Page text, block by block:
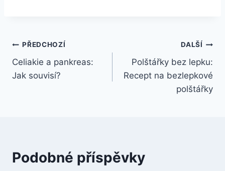
Navigace
pro
PŘEDCHOZÍ
Celiakie a pankreas:
Jak souvisí?
DALŠÍ
Polštářky bez lepku:
Recept na bezlepkové
polštářky
Podobné příspěvky